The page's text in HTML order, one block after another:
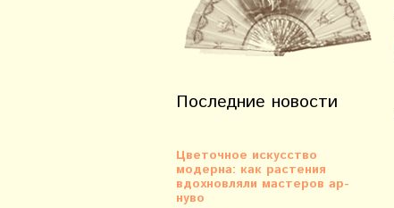
Последние новости
Цветочное искусство
модерна: как растения
вдохновляли мастеров ар-
нуво